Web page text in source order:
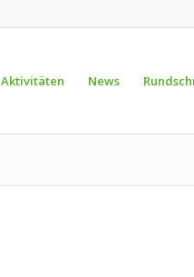
Aktivitäten News